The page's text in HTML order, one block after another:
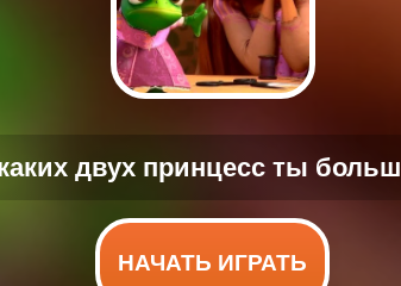
НАЧАТЬ ИГРАТЬ